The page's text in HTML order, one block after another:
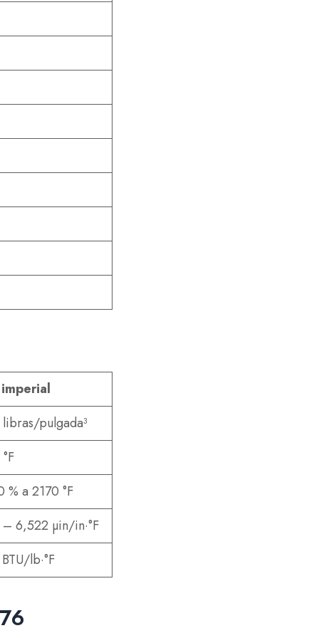
pulgada³
% a 2170 °F
6,522 µin/in·°F
lb·°F